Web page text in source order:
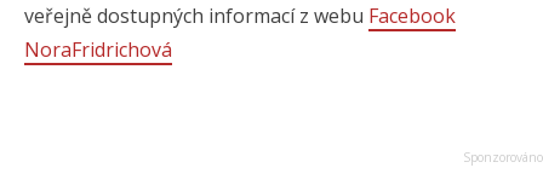
veřejně dostupných informací z webu Facebook
NoraFridrichová